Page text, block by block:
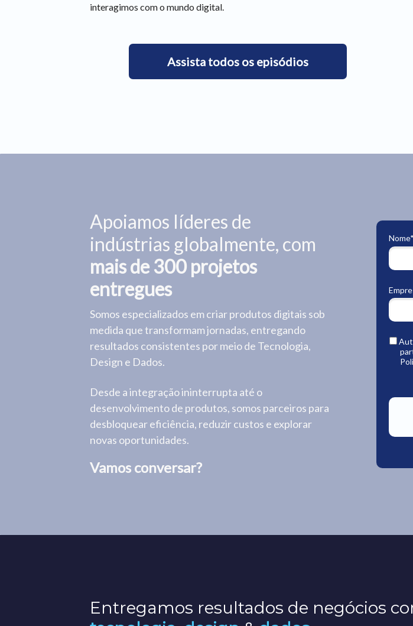
interagimos com o mundo digital.
Assista todos os episódios
Apoiamos líderes de
indústrias globalmente, com
mais de 300 projetos
entregues
Somos especializados em criar produtos digitais sob
medida que transformam jornadas, entregando
resultados consistentes por meio de Tecnologia,
Design e Dados.
Desde a integração ininterrupta até o
desenvolvimento de produtos, somos parceiros para
desbloquear eficiência, reduzir custos e explorar
novas oportunidades.
Vamos conversar?
Nome*
Entregamos resultados de negócios